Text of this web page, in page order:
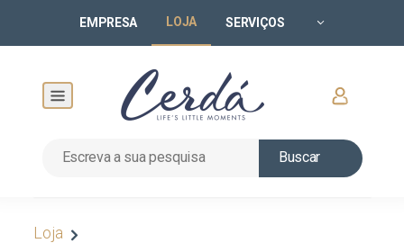
EMPRESA LOJA SERVIÇOS
Buscar
Loja